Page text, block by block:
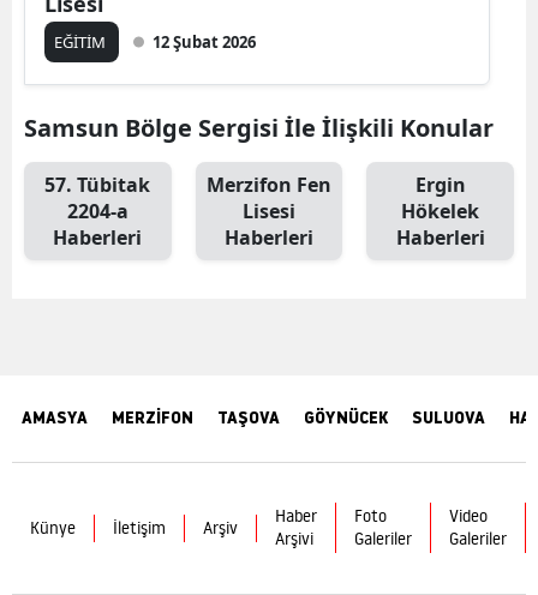
EĞİTİM 12 Şubat 2026
Samsun Bölge Sergisi İle İlişkili Konular
57. Tübitak
2204-a
Haberleri
Merzifon Fen
Lisesi
Haberleri
Ergin
Hökelek
Haberleri
AMASYA MERZİFON TAŞOVA GÖYNÜCEK SULUOVA
Künye İletişim Arşiv
Haber
Arşivi
Foto
Galeriler
Video
Galeriler